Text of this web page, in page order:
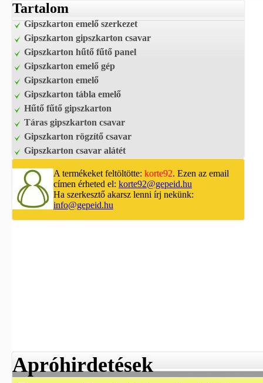
Tartalom
Gipszkarton emelő szerkezet
Gipszkarton gipszkarton csavar
Gipszkarton hűtő fűtő panel
Gipszkarton emelő gép
Gipszkarton emelő
Gipszkarton tábla emelő
Hűtő fűtő gipszkarton
Táras gipszkarton csavar
Gipszkarton rögzítő csavar
Gipszkarton csavar alátét
A termékeket feltöltötte: korte92. Ezen az email
címen érheted el: korte92@gepeid.hu
Ha szerkesztő akarsz lenni írj nekünk:
info@gepeid.hu
Apróhirdetések